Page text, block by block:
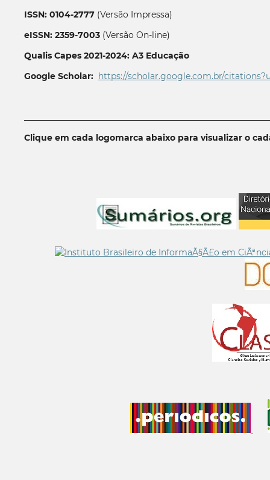
ISSN: 0104-2777(Versão Impressa)
eISSN: 2359-7003(Versão On-line)
Qualis Capes 2021-2024: A3 Educação
Google Scholar: https://scholar.google.com.br/
Clique em cada logomarca abaixo para visualizar o